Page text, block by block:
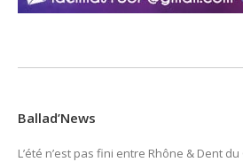
Ballad’News
L’été n’est pas fini entre Rhône & Dent